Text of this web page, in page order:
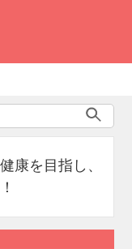
康を目指し、